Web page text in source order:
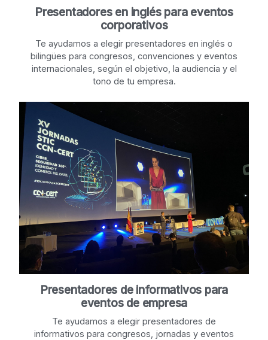
Presentadores en inglés para eventos
corporativos
Te ayudamos a elegir presentadores en inglés o
bilingües para congresos, convenciones y eventos
internacionales, según el objetivo, la audiencia y el
tono de tu empresa.
Presentadores de informativos para
eventos de empresa
Te ayudamos a elegir presentadores de
informativos para congresos, jornadas y eventos